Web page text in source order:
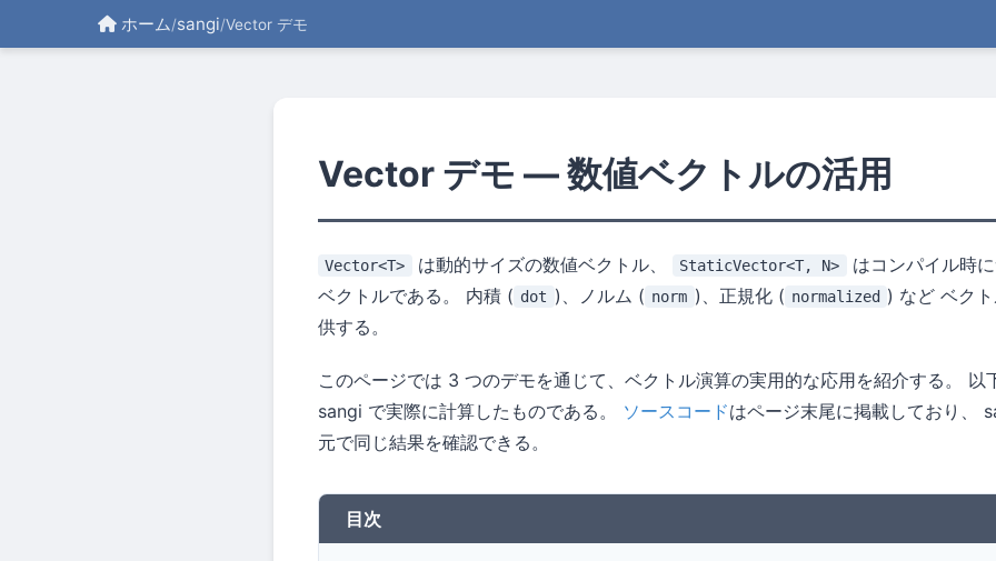
ホーム/sangi/Vector デモ
Vector デモ — 数値ベクトルの活用
Vector<T> は動的サイズの数値ベクトル、 StaticVector<T, N>
はコンパイル時
ベクトルである。 内積 ( dot )、ノルム ( norm )、正規化 ( normalized ) など ベク
供する。
このページでは 3 つのデモを通じて、ベクトル演算の実用的な応用を紹介する。 以
sangi で実際に計算したものである。 ソースコードはページ末尾に掲載しており、
元で同じ結果を確認できる。
目次